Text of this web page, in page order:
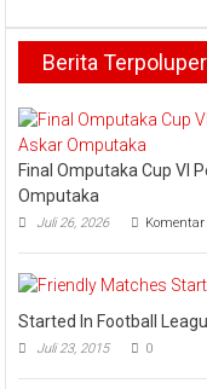
Berita Terpoluper
Final Omputaka Cup VI
Omputaka
Juli 26, 2026
Started In Football
Juli 23, 2015 0